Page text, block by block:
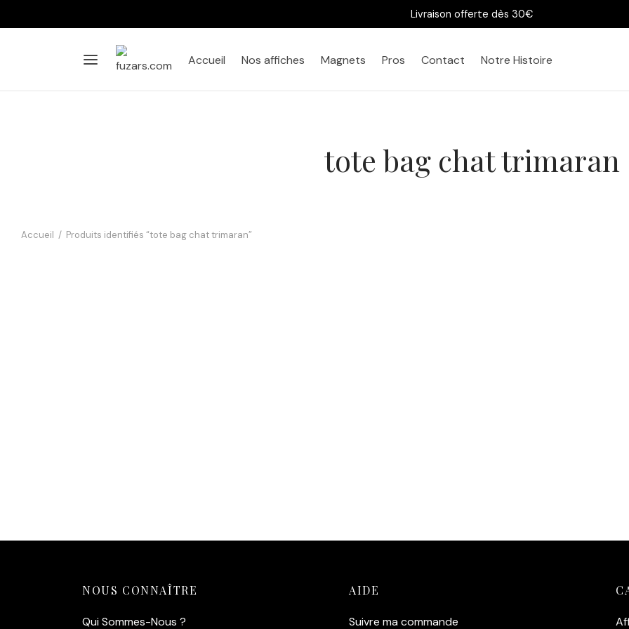
Livraison offerte dès 30€
Accueil Nos affiches Magnets Pros Contact Notre Histoire
tote bag chat trimaran
Accueil / Produits identifiés “tote bag chat trimaran”
NOUS CONNAÎTRE
Qui Sommes-Nous ?
AIDE
Suivre ma commande